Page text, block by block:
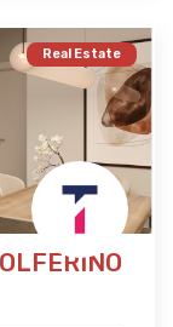
Real Estate